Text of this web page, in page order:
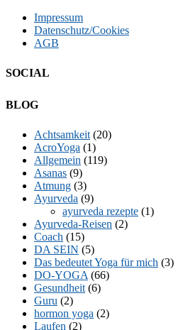
Impressum
Datenschutz/Cookies
AGB
SOCIAL
Facebook
Twitter
E-
LinkedIn
YouTube
Instagram
BLOG
Achtsamkeit (20)
AcroYoga (1)
Allgemein (119)
Asanas (9)
Atmung (3)
Ayurveda (9)
ayurveda rezepte (1)
Ayurveda-Reisen (2)
Coach (15)
DA SEIN (5)
Das bedeutet Yoga für mich (3)
DO-YOGA (66)
Gesundheit (6)
Guru (2)
hormon yoga (2)
Laufen (2)